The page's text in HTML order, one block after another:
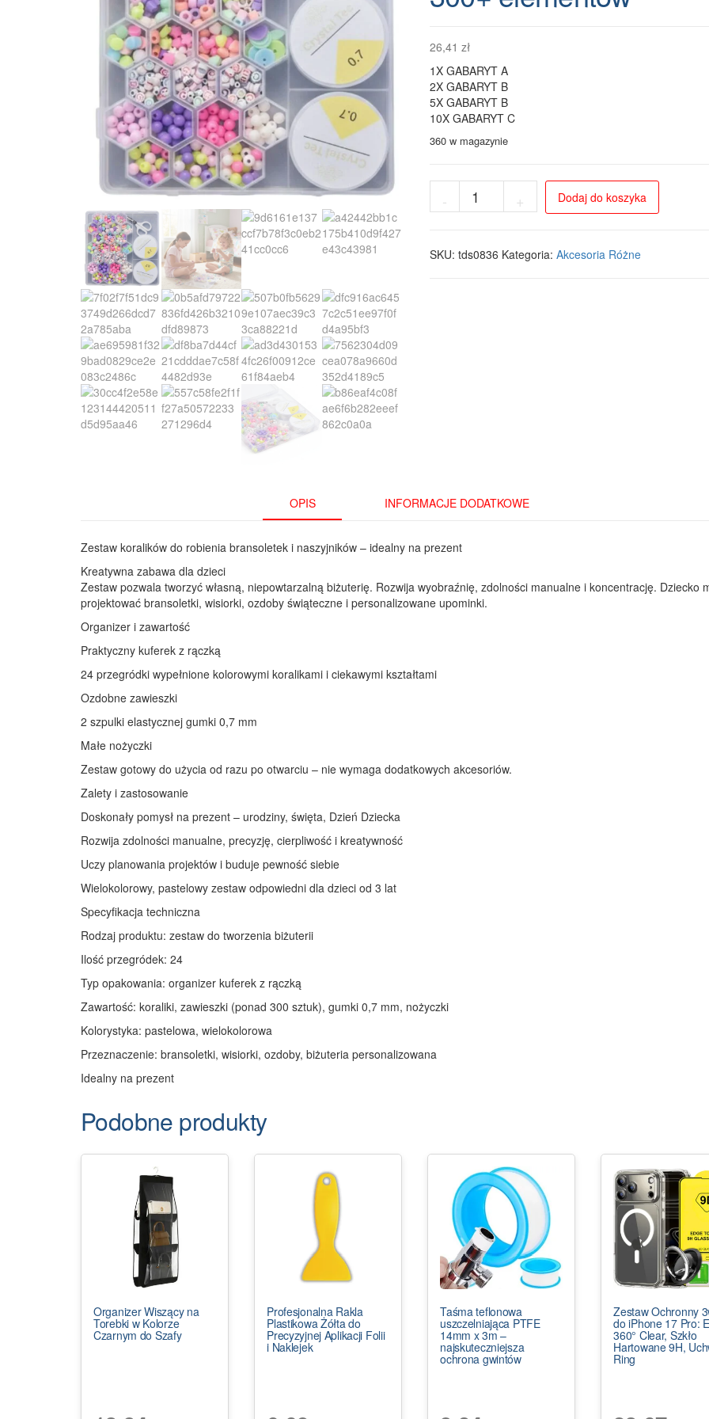
26,41 zł
1X GABARYT A
2X GABARYT B
5X GABARYT B
10X GABARYT C
360 w magazynie
-
Zestaw
robienia
+ Dodaj do koszyka
SKU: tds0836 Kategoria: Akcesoria Różne
OPIS INFORMACJE DODATKOWE
Zestaw koralików do robienia bransoletek i naszyjników – idealny na prezent
Kreatywna zabawa dla dzieci
Zestaw pozwala tworzyć własną, niepowtarzalną biżuterię. Rozwija wyobraźnię, zdolności manualne i koncentrację. Dziecko
projektować bransoletki, wisiorki, ozdoby świąteczne i personalizowane upominki.
Organizer i zawartość
Praktyczny kuferek z rączką
24 przegródki wypełnione kolorowymi koralikami i ciekawymi kształtami
Ozdobne zawieszki
2 szpulki elastycznej gumki 0,7 mm
Małe nożyczki
Zestaw gotowy do użycia od razu po otwarciu – nie wymaga dodatkowych akcesoriów.
Zalety i zastosowanie
Doskonały pomysł na prezent – urodziny, święta, Dzień Dziecka
Rozwija zdolności manualne, precyzję, cierpliwość i kreatywność
Uczy planowania projektów i buduje pewność siebie
Wielokolorowy, pastelowy zestaw odpowiedni dla dzieci od 3 lat
Specyfikacja techniczna
Rodzaj produktu: zestaw do tworzenia biżuterii
Ilość przegródek: 24
Typ opakowania: organizer kuferek z rączką
Zawartość: koraliki, zawieszki (ponad 300 sztuk), gumki 0,7 mm, nożyczki
Kolorystyka: pastelowa, wielokolorowa
Przeznaczenie: bransoletki, wisiorki, ozdoby, biżuteria personalizowana
Idealny na prezent
Podobne produkty
Organizer Wiszący na
Torebki w Kolorze
Czarnym do Szafy
Profesjonalna Rakla
Plastikowa Żółta do
Precyzyjnej Aplikacji Folii
i Naklejek
Taśma teflonowa
uszczelniająca PTFE
14mm x 3m –
najskuteczniejsza
ochrona gwintów
Zestaw Ochronny
do iPhone 17 Pro:
360° Clear, Szkło
Hartowane 9H,
Ring